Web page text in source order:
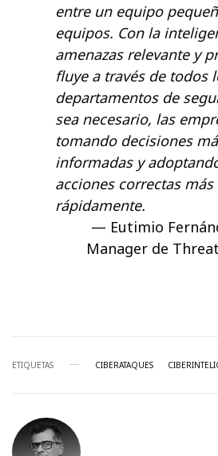
entre un equipo
equipos. Con la
amenazas relevante y
fluye a través de todos
departamentos de
sea necesario, las
tomando decisiones
informadas y
acciones correctas más
rápidamente.
Eutimio
Manager de
ETIQUETAS CIBERATAQUES